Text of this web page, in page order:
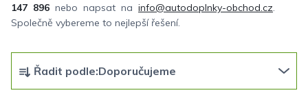
147 896 nebo napsat na info@autodoplnky-obchod.cz.
Společně vybereme to nejlepší řešení.
a
Řadit podle:Doporučujeme